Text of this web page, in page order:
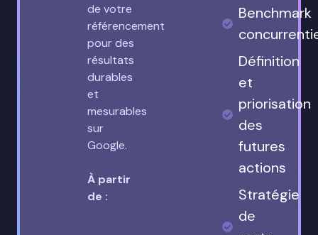
de votre
référencement
pour des
résultats
durables
et
mesurables
sur
Google.
À partir
de :
Benchmark
Définition
et
priorisation
des
futures
actions
Stratégie
de